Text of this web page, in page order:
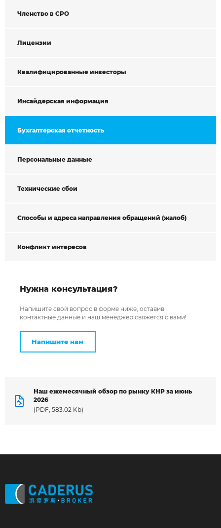
Членство в СРО
Лицензии
Квалифицированные инвесторы
Инсайдерская информация
Бухгалтерская отчетность
Персональные данные
Технические сбои
Способы и адреса направления обращений (жалоб)
Конфликт интересов
Нужна консультация?
Напишите свой вопрос в форме ниже, оставив
контактные данные и наш менеджер свяжется с вами!
Напишите нам
Наш ежемесячный обзор по рынку КНР за июнь
2026
(PDF, 583.02 Kb)